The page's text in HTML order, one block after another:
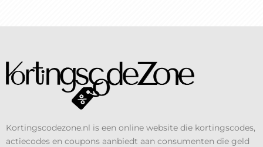
Kortingscodezone.nl is een online website die kortingscodes,
actiecodes en coupons aanbiedt aan consumenten die geld